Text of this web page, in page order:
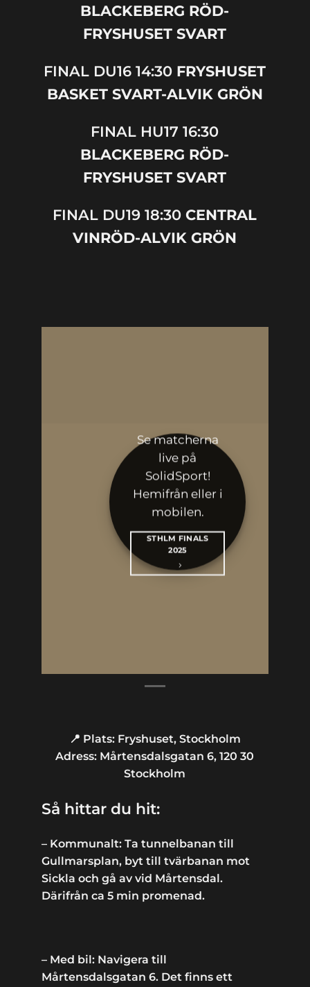
BLACKEBERG RÖD-
FRYSHUSET SVART
FINAL DU16 14:30 FRYSHUSET
BASKET SVART-ALVIK GRÖN
FINAL HU17 16:30
BLACKEBERG RÖD-
FRYSHUSET SVART
FINAL DU19 18:30CENTRAL
VINRÖD-ALVIK GRÖN
Se matcherna
live på
SolidSport!
Hemifrån eller i
mobilen.
STHLM FINALS
2025
📍 Plats: Fryshuset, Stockholm
Adress: Mårtensdalsgatan 6, 120 30
Stockholm
Så hittar du hit:
– Kommunalt: Ta tunnelbanan till
Gullmarsplan, byt till tvärbanan mot
Sickla och gå av vid Mårtensdal.
Därifrån ca 5 min promenad.
– Med bil: Navigera till
Mårtensdalsgatan 6. Det finns ett